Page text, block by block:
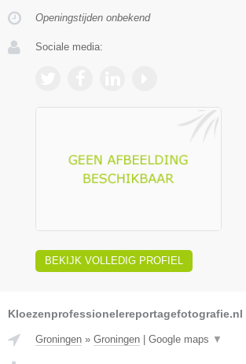
Openingstijden onbekend
Sociale media:
BEKIJK VOLLEDIG PROFIEL
Kloezenprofessionelereportagefotografie.nl
Groningen » Groningen Google maps ▼